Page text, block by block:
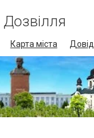
Дозвілля
Карта міста